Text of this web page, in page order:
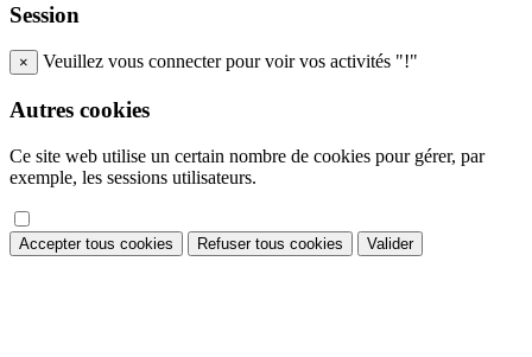
Session
× Veuillez vous connecter pour voir vos activités "!"
Autres cookies
Ce site web utilise un certain nombre de cookies pour gérer, par
exemple, les sessions utilisateurs.
Accepter tous cookies Refuser tous cookies Valider